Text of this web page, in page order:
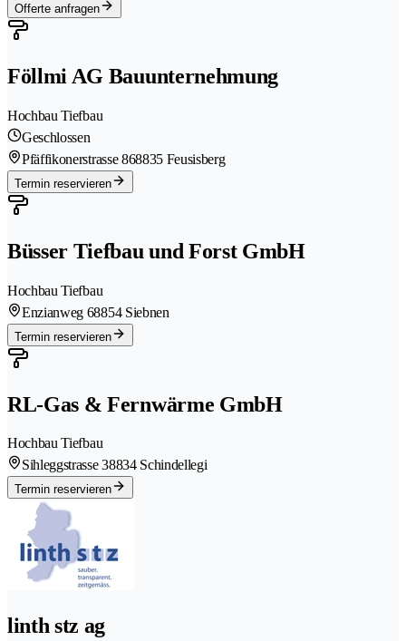
Offerte anfragen
Föllmi AG Bauunternehmung
Hochbau Tiefbau
Geschlossen
Pfäffikonerstrasse 868835 Feusisberg
Termin reservieren
Büsser Tiefbau und Forst GmbH
Hochbau Tiefbau
Enzianweg 68854 Siebnen
Termin reservieren
RL-Gas & Fernwärme GmbH
Hochbau Tiefbau
Sihleggstrasse 38834 Schindellegi
Termin reservieren
linth stz ag